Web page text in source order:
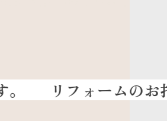
リフォームのお打合せ